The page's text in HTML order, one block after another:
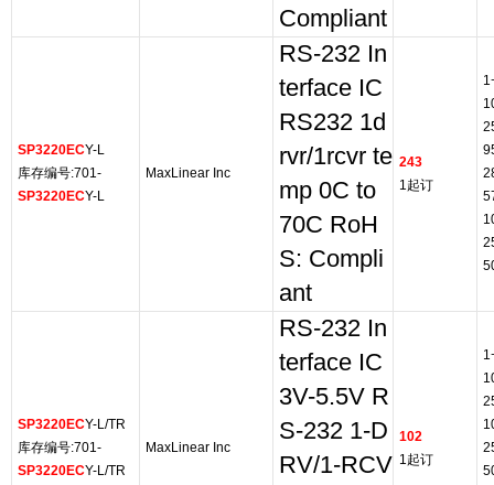
Compliant
SP3220ECY-L
库存编号:701-
SP3220ECY-L
MaxLinear Inc
RS-232 In
terface IC
RS232 1d
rvr/1rcvr te
mp 0C to
70C RoH
S: Compli
ant
243
1起订
SP3220ECY-L/TR
库存编号:701-
SP3220ECY-L/TR
MaxLinear Inc
RS-232 In
terface IC
3V-5.5V R
S-232 1-D
RV/1-RCV
102
1起订